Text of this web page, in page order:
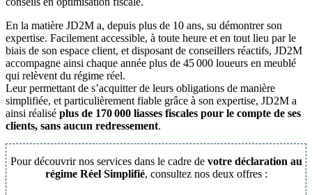
En la matière JD2M a, depuis plus de 10 ans, su démontrer son
expertise. Facilement accessible, à toute heure et en tout lieu par le
biais de son espace client, et disposant de conseillers réactifs, JD2M
accompagne ainsi chaque année plus de 45 000 loueurs en meublé
qui relèvent du régime réel.
Leur permettant de s’acquitter de leurs obligations de manière
simplifiée, et particulièrement fiable grâce à son expertise, JD2M a
ainsi réalisé plus de 170 000 liasses fiscales pour le compte de ses
clients, sans aucun redressement.
Pour découvrir nos services dans le cadre de votre déclaration au
régime Réel Simplifié, consultez nos deux offres :